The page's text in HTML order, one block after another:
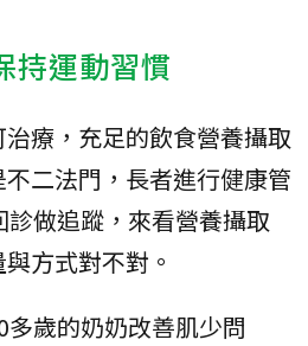
持運動習慣
療，充足的飲食營養攝取
二法門，長者進行健康管
做追蹤，來看營養攝取
方式對不對。
歲的奶奶改善肌少問